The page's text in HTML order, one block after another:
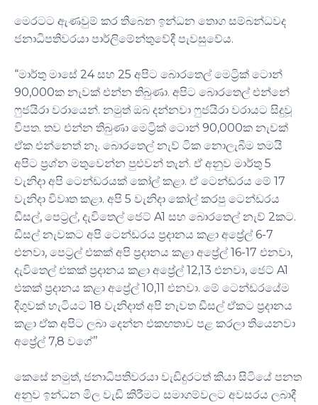
මෙරටට ඇණවුම් කර තිබෙන ඉන්ධන තොග සම්බන්ධවද
ජනාධිපතිවරයා පාර්ලිමේන්තුවේදී පැවසුවේය.
“මාර්තු මාසේ 24 සහ 25 අපිට බොරතෙල් මෙට්‍රික් ටොන්
90,000ක නැවක් එන්න තිබුණා. අපිට බොරතෙල් එන්නේ
ෆුජයිරා වරායෙන්. නමුත් ඔබ දන්නවා ෆුජයිරා වරායට සිදුවූ
විපත. තව එන්න තිබුණා මෙට්‍රික් ටොන් 90,000ක නැවක්
ඒක එන්නෙත් නෑ. බොරතෙල් නැව් ටික නොලැබීම තමයි
අපිට ප්‍රශ්න මතුවෙන්න පුළුවන් තැන්. ඒ අනුව මාර්තු 5
වැනිදා අපි ටෙන්ඩරයක් කෝල් කළා. ඒ ටෙන්ඩරය මේ 17
වැනිදා විවෘත කළා. අපි 5 වැනිදා කෝල් කරපු ටෙන්ඩරය
ඩීසල්, පෙට්‍රල්, දැවිතෙල් ජෙට් A1 සහ බොරතෙල් නැව් 2කට.
ඩීසල් නැවකට අපි ටෙන්ඩරය ප්‍රදානය කළා අප්‍රේල් 6-7
එනවා, පෙට්‍රල් එකක් අපි ප්‍රදානය කළා අප්‍රේල් 16-17 එනවා,
දැවිතෙල් එකක් ප්‍රදානය කළා අප්‍රේල් 12,13 එනවා, ජෙට් A1
එකක් ප්‍රදානය කළා අප්‍රේල් 10,11 එනවා. මේ ටෙන්ඩරයේම
දිගුවක් හැටියට 18 වැනිදාත් අපි නැවත ඩීසල් ඒකට ප්‍රදානය
කළා ඒක අපිට ලබා දෙන්න එකඟතාව පළ කරලා තියෙනවා
අප්‍රේල් 7,8 වගේ’’
කෙසේ නමුත්, ජනාධිපතිවරයා වැඩිදුරටත් කියා සිටියේ පනත
අනුව ඉන්ධන මිල වැඩි කිරීමට සමාගම්වලට අවසරය ලබාදී